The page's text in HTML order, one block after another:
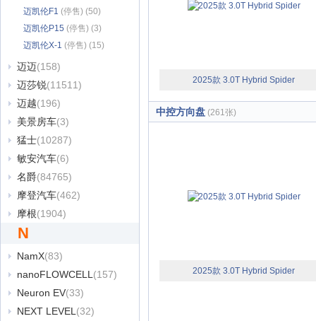
迈凯伦F1 (停售) (50)
迈凯伦P15 (停售) (3)
迈凯伦X-1 (停售) (15)
迈迈(158)
迈莎锐(11511)
迈越(196)
美景房车(3)
猛士(10287)
敏安汽车(6)
名爵(84765)
摩登汽车(462)
摩根(1904)
N
NamX(83)
nanoFLOWCELL (157)
Neuron EV(33)
NEXT LEVEL (32)
2025款 3.0T Hybrid Spider
中控方向盘 (261张)
2025款 3.0T Hybrid Spider